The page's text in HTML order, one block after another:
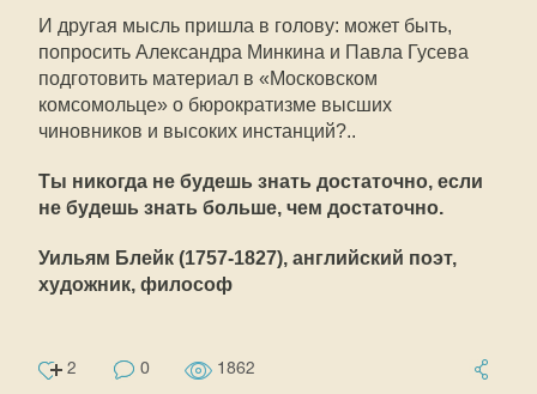
И другая мысль пришла в голову: может быть,
попросить Александра Минкина и Павла Гусева
подготовить материал в «Московском
комсомольце» о бюрократизме высших
чиновников и высоких инстанций?..
Ты никогда не будешь знать достаточно, если
не будешь знать больше, чем достаточно.
Уильям Блейк (1757-1827), английский поэт,
художник, философ
2 0 1862